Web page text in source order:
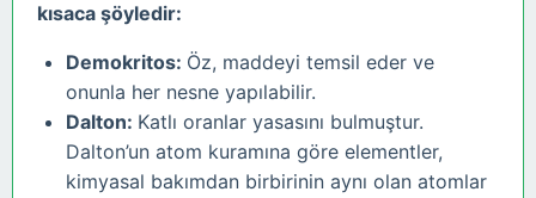
kısaca şöyledir:
Demokritos: Öz, maddeyi temsil eder ve
onunla her nesne yapılabilir.
Dalton: Katlı oranlar yasasını bulmuştur.
Dalton’un atom kuramına göre elementler,
kimyasal bakımdan birbirinin aynı olan atomlar